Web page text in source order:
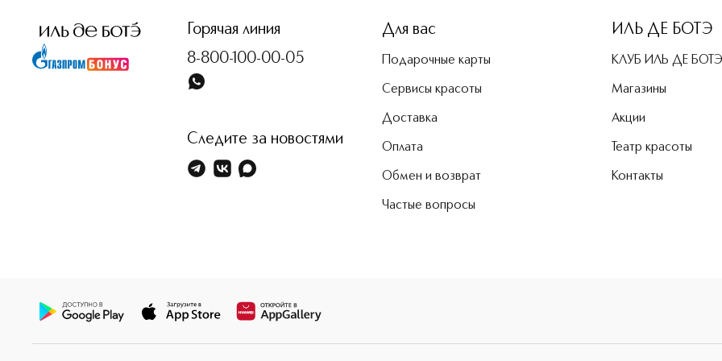
Горячая линия
8-800-100-00-05
Следите за новостями
Для вас
Подарочные карты
Сервисы красоты
Доставка
Оплата
Обмен и возврат
Частые вопросы
ИЛЬ ДЕ БОТЭ
КЛУБ ИЛЬ ДЕ БОТЭ
Магазины
Акции
Театр красоты
Контакты